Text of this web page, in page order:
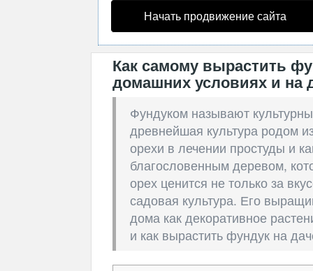
Начать продвижение сайта
Как самому вырастить
домашних условиях и на
Фундуком называют
древнейшая культура родом
орехи в лечении простуды и
благословенным деревом,
орех ценится не только за
садовая культура. Его
дома как декоративное
и как вырастить фундук на